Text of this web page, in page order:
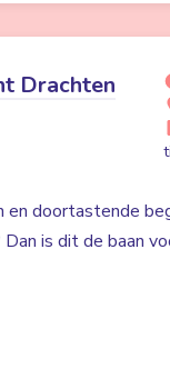
Drachten
en doortastende
is dit de baan